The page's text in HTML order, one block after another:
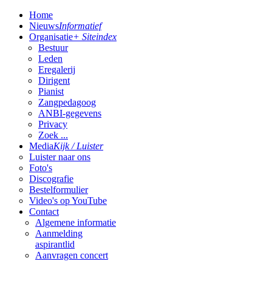
Home
NieuwsInformatief
Organisatie+ Siteindex
Bestuur
Leden
Eregalerij
Dirigent
Pianist
Zangpedagoog
ANBI-gegevens
Privacy
Zoek ...
MediaKijk / Luister
Luister naar ons
Foto's
Discografie
Bestelformulier
Video's op YouTube
Contact
Algemene informatie
Aanmelding
aspirantlid
Aanvragen concert